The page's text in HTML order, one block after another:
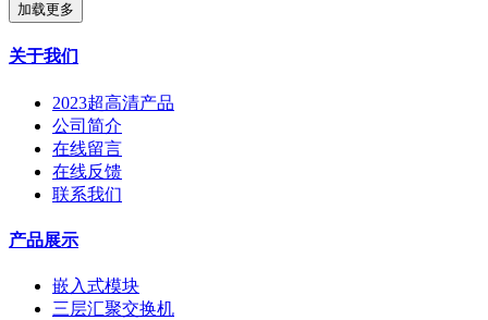
加载更多
关于我们
2023超高清产品
公司简介
在线留言
在线反馈
联系我们
产品展示
嵌入式模块
三层汇聚交换机